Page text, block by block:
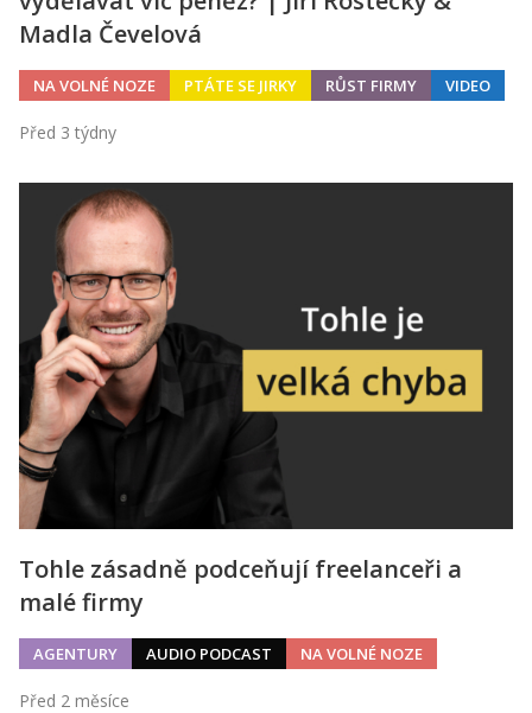
Madla Čevelová
NA VOLNÉ NOZE PTÁTE SE JIRKY RŮST FIRMY VIDEO
Před 3 týdny
Tohle zásadně podceňují freelanceři a
malé firmy
AGENTURY AUDIO PODCAST NA VOLNÉ NOZE
Před 2 měsíce